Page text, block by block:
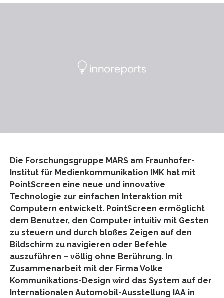
Die Forschungsgruppe MARS am Fraunhofer-
Institut für Medienkommunikation IMK hat mit
PointScreen eine neue und innovative
Technologie zur einfachen Interaktion mit
Computern entwickelt. PointScreen ermöglicht
dem Benutzer, den Computer intuitiv mit Gesten
zu steuern und durch bloßes Zeigen auf den
Bildschirm zu navigieren oder Befehle
auszuführen – völlig ohne Berührung. In
Zusammenarbeit mit der Firma Volke
Kommunikations-Design wird das System auf der
Internationalen Automobil-Ausstellung IAA in